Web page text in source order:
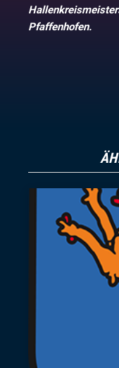
Pfaffenhofen.